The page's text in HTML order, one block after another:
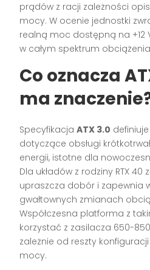
prądów z racji zależności
mocy. W ocenie jednostki
realną moc dostępną na +12
w całym spektrum
Co oznacza
ma
SpecyfikacjaATX 3.0
dotyczące obsługi
energii, istotne dla
Dla układów z rodziny RTX 40
upraszcza dobór i zapewnia
gwałtownych zmianach
Współczesna platforma z
korzystać z zasilacza 650-
zależnie od reszty
mocy.